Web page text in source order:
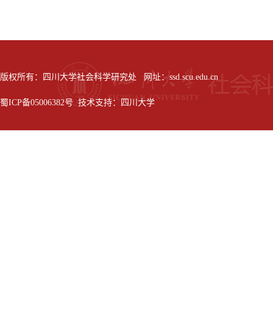
版权所有：四川大学社会科学研究处 网址：ssd.scu.edu.cn
蜀ICP备05006382号 技术支持：四川大学